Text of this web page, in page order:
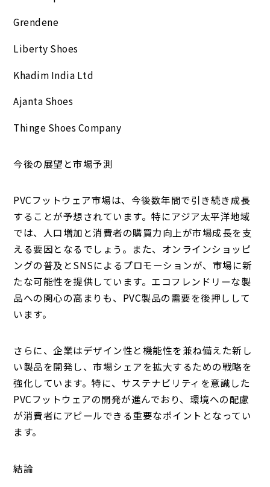
Grendene
Liberty Shoes
Khadim India Ltd
Ajanta Shoes
Thinge Shoes Company
今後の展望と市場予測
PVCフットウェア市場は、今後数年間で引き続き成長
することが予想されています。特にアジア太平洋地域
では、人口増加と消費者の購買力向上が市場成長を支
える要因となるでしょう。また、オンラインショッピ
ングの普及とSNSによるプロモーションが、市場に新
たな可能性を提供しています。エコフレンドリーな製
品への関心の高まりも、PVC製品の需要を後押しして
います。
さらに、企業はデザイン性と機能性を兼ね備えた新し
い製品を開発し、市場シェアを拡大するための戦略を
強化しています。特に、サステナビリティを意識した
PVCフットウェアの開発が進んでおり、環境への配慮
が消費者にアピールできる重要なポイントとなってい
ます。
結論